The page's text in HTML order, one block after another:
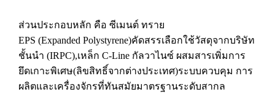
ส่วนประกอบหลัก คือ ซีเมนต์ ทราย
EPS (Expanded Polystyrene)คัดสรรเลือกใช้วัสดุจากบริษัท
ชั้นนำ (IRPC),เหล็ก C-Line กัลวาไนซ์ ผสมสารเพิ่มการ
ยึดเกาะพิเศษ(ลิขสิทธิ์จากต่างประเทศ)ระบบควบคุม การ
ผลิตและเครื่องจักรที่ทันสมัยมาตรฐานระดับสากล